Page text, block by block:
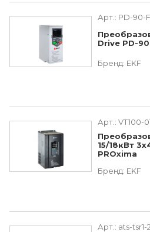
Арт.: PD-90-
Drive PD-
Бренд: EKF
Арт.: VT100-
15/18кВт
PROxima
Бренд: EKF
Арт.: ats-